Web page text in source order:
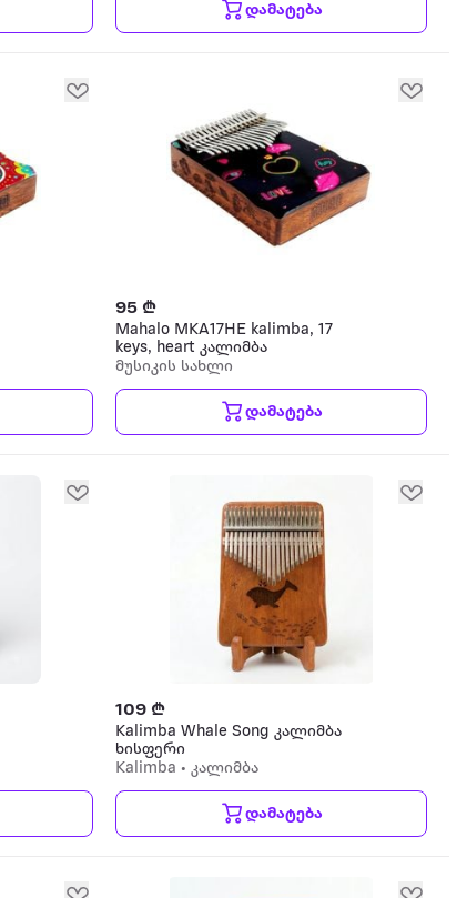
დამატება
95 ₾
Mahalo MKA17HE kalimba, 17
keys, heart კალიმბა
მუსიკის სახლი
დამატება
109 ₾
Kalimba Whale Song კალიმბა
ხისფერი
Kalimba • კალიმბა
დამატება